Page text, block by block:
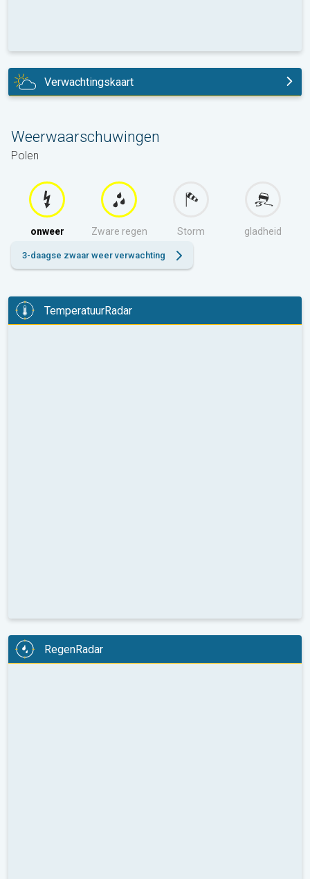
Verwachtingskaart
Weerwaarschuwingen
Polen
onweer Zware regen Storm gladheid
3-daagse zwaar weer verwachting
TemperatuurRadar
RegenRadar